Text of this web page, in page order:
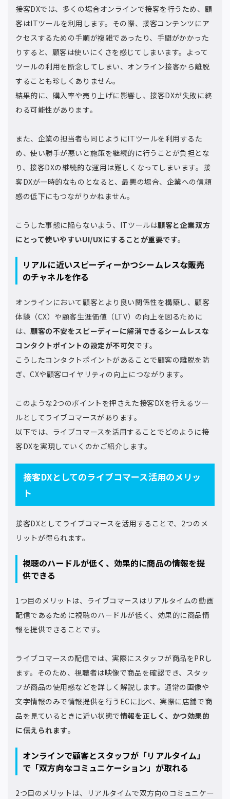
接客DXでは、多くの場合オンラインで接客を行うため、顧
客はITツールを利用します。その際、接客コンテンツにア
クセスするための手順が複雑であったり、手間がかかった
りすると、顧客は使いにくさを感じてしまいます。よって
ツールの利用を断念してしまい、オンライン接客から離脱
することも珍しくありません。
結果的に、購入率や売り上げに影響し、接客DXが失敗に終
わる可能性があります。
また、企業の担当者も同じようにITツールを利用するた
め、使い勝手が悪いと施策を継続的に行うことが負担とな
り、接客DXの継続的な運用は難しくなってしまいます。接
客DXが一時的なものとなると、最悪の場合、企業への信頼
感の低下にもつながりかねません。
こうした事態に陥らないよう、ITツールは顧客と企業双方
にとって使いやすいUI/UXにすることが重要です。
リアルに近いスピーディーかつシームレスな販売
のチャネルを作る
オンラインにおいて顧客とより良い関係性を構築し、顧客
体験（CX）や顧客生涯価値（LTV）の向上を図るために
は、顧客の不安をスピーディーに解消できるシームレスな
コンタクトポイントの設定が不可欠です。
こうしたコンタクトポイントがあることで顧客の離脱を防
ぎ、CXや顧客ロイヤリティの向上につながります。
このような2つのポイントを押さえた接客DXを行えるツー
ルとしてライブコマースがあります。
以下では、ライブコマースを活用することでどのように接
客DXを実現していくのかご紹介します。
接客DXとしてのライブコマース活用のメリッ
ト
接客DXとしてライブコマースを活用することで、2つのメ
リットが得られます。
視聴のハードルが低く、効果的に商品の情報を提
供できる
1つ目のメリットは、ライブコマースはリアルタイムの動画
配信であるために視聴のハードルが低く、効果的に商品情
報を提供できることです。
ライブコマースの配信では、実際にスタッフが商品をPRし
ます。そのため、視聴者は映像で商品を確認でき、スタッ
フが商品の使用感などを詳しく解説します。通常の画像や
文字情報のみで情報提供を行うECに比べ、実際に店舗で商
品を見ているときに近い状態で情報を正しく、かつ効果的
に伝えられます。
オンラインで顧客とスタッフが「リアルタイム」
で「双方向なコミュニケーション」が取れる
2つ目のメリットは、リアルタイムで双方向のコミュニケー